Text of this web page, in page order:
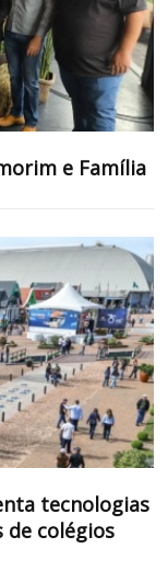
e Família
tecnologias
colégios